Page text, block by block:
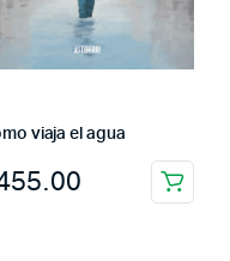
viaja el agua